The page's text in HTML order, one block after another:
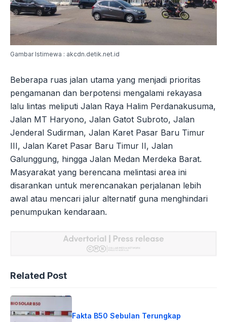
Gambar Istimewa : akcdn.detik.net.id
Beberapa ruas jalan utama yang menjadi prioritas
pengamanan dan berpotensi mengalami rekayasa
lalu lintas meliputi Jalan Raya Halim Perdanakusuma,
Jalan MT Haryono, Jalan Gatot Subroto, Jalan
Jenderal Sudirman, Jalan Karet Pasar Baru Timur
III, Jalan Karet Pasar Baru Timur II, Jalan
Galunggung, hingga Jalan Medan Merdeka Barat.
Masyarakat yang berencana melintasi area ini
disarankan untuk merencanakan perjalanan lebih
awal atau mencari jalur alternatif guna menghindari
penumpukan kendaraan.
Related Post
Fakta B50 Sebulan Terungkap